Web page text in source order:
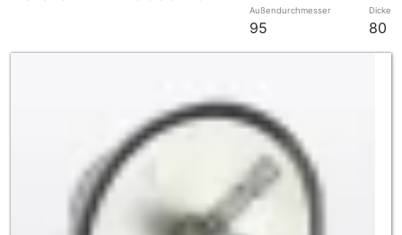
Außendurchmesser
95
Dicke
80